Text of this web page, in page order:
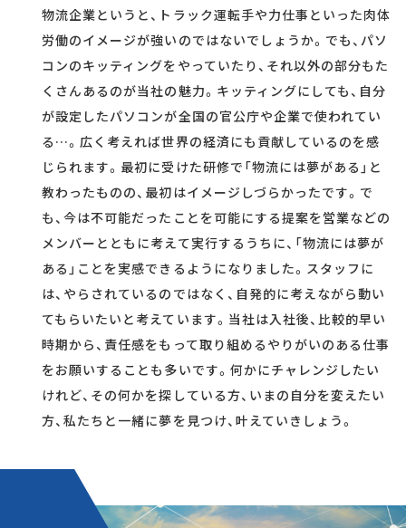
物流企業というと、トラック運転手や力仕事といった肉体
労働のイメージが強いのではないでしょうか。でも、パソ
コンのキッティングをやっていたり、それ以外の部分もた
くさんあるのが当社の魅力。キッティングにしても、自分
が設定したパソコンが全国の官公庁や企業で使われてい
る…。広く考えれば世界の経済にも貢献しているのを感
じられます。最初に受けた研修で「物流には夢がある」と
教わったものの、最初はイメージしづらかったです。で
も、今は不可能だったことを可能にする提案を営業などの
メンバーとともに考えて実行するうちに、「物流には夢が
ある」ことを実感できるようになりました。スタッフに
は、やらされているのではなく、自発的に考えながら動い
てもらいたいと考えています。当社は入社後、比較的早い
時期から、責任感をもって取り組めるやりがいのある仕事
をお願いすることも多いです。何かにチャレンジしたい
けれど、その何かを探している方、いまの自分を変えたい
方、私たちと一緒に夢を見つけ、叶えていきしょう。